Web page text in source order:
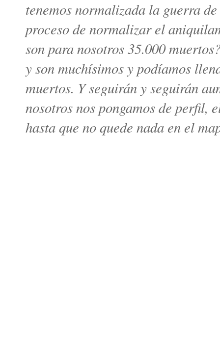
tenemos normalizada la guerra
proceso de normalizar el
son para nosotros 35.000
y son muchísimos y podíamos
muertos. Y seguirán y seguirán
nosotros nos pongamos de perfil,
hasta que no quede nada en el